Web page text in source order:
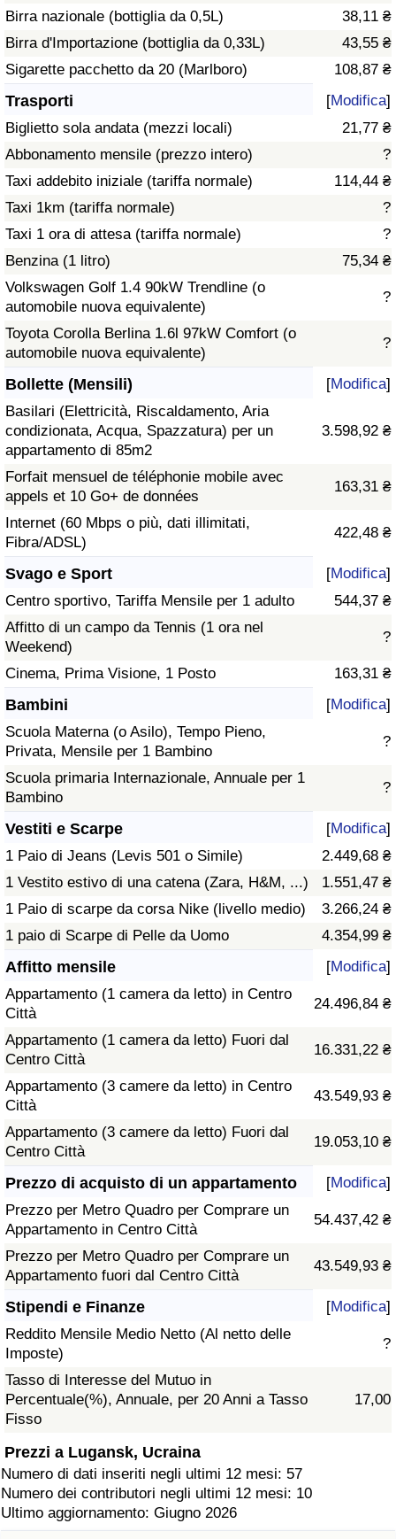
Birra nazionale (bottiglia da 0,5L)
38,11 ₴
Birra d'Importazione (bottiglia da 0,33L)
43,55 ₴
Sigarette pacchetto da 20 (Marlboro)
108,87 ₴
Trasporti [Modifica]
Biglietto sola andata (mezzi locali)
21,77 ₴
Abbonamento mensile (prezzo intero)
?
Taxi addebito iniziale (tariffa normale)
114,44 ₴
Taxi 1km (tariffa normale)
?
Taxi 1 ora di attesa (tariffa normale)
?
Benzina (1 litro)
75,34 ₴
Volkswagen Golf 1.4 90kW Trendline (o
automobile nuova equivalente)
?
Toyota Corolla Berlina 1.6l 97kW Comfort (o
automobile nuova equivalente)
?
Bollette (Mensili) [Modifica]
Basilari (Elettricità, Riscaldamento, Aria
condizionata, Acqua, Spazzatura) per un
appartamento di 85m2
3.598,92 ₴
Forfait mensuel de téléphonie mobile avec
appels et 10 Go+ de données
163,31 ₴
Internet (60 Mbps o più, dati illimitati,
Fibra/ADSL)
422,48 ₴
Svago e Sport [Modifica]
Centro sportivo, Tariffa Mensile per 1 adulto
544,37 ₴
Affitto di un campo da Tennis (1 ora nel
Weekend)
?
Cinema, Prima Visione, 1 Posto 163,31 ₴
Bambini [Modifica]
Scuola Materna (o Asilo), Tempo Pieno,
Privata, Mensile per 1 Bambino
?
Scuola primaria Internazionale, Annuale per 1
Bambino
?
Vestiti e Scarpe [Modifica]
1 Paio di Jeans (Levis 501 o Simile)
2.449,68 ₴
1 Vestito estivo di una catena (Zara, H&M, ...)
1.551,47 ₴
1 Paio di scarpe da corsa Nike (livello medio)
3.266,24 ₴
1 paio di Scarpe di Pelle da Uomo
4.354,99 ₴
Affitto mensile [Modifica]
Appartamento (1 camera da letto) in Centro
Città
24.496,84 ₴
Appartamento (1 camera da letto) Fuori dal
Centro Città
16.331,22 ₴
Appartamento (3 camere da letto) in Centro
Città
43.549,93 ₴
Appartamento (3 camere da letto) Fuori dal
Centro Città
19.053,10 ₴
Prezzo di acquisto di un appartamento [Modifica]
Prezzo per Metro Quadro per Comprare un
Appartamento in Centro Città
54.437,42 ₴
Prezzo per Metro Quadro per Comprare un
Appartamento fuori dal Centro Città
43.549,93 ₴
Stipendi e Finanze [Modifica]
Reddito Mensile Medio Netto (Al netto delle
Imposte)
?
Tasso di Interesse del Mutuo in
Percentuale(%), Annuale, per 20 Anni a Tasso
Fisso
17,00
Prezzi a Lugansk, Ucraina
Numero di dati inseriti negli ultimi 12 mesi: 57
Numero dei contributori negli ultimi 12 mesi: 10
Ultimo aggiornamento: Giugno 2026
Indice del Traffico
Indice del traffico (Corrente)
Indice del traffico per Nazione